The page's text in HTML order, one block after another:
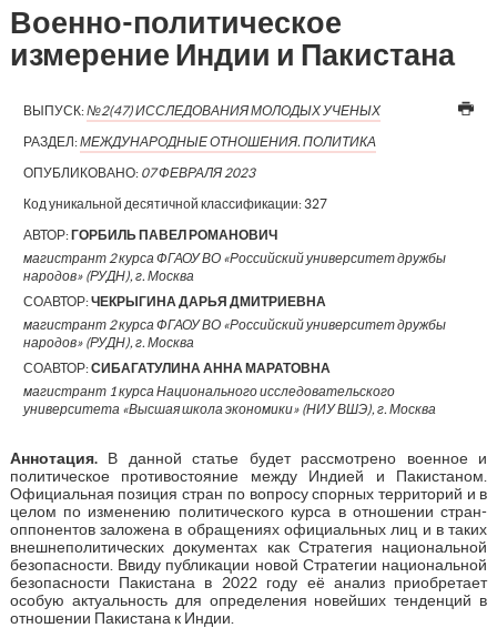
Военно-политическое
измерение Индии и Пакистана
ВЫПУСК:№2(47) ИССЛЕДОВАНИЯ МОЛОДЫХ УЧЕНЫХ
РАЗДЕЛ:МЕЖДУНАРОДНЫЕ ОТНОШЕНИЯ. ПОЛИТИКА
ОПУБЛИКОВАНО: 07 ФЕВРАЛЯ 2023
Код уникальной десятичной классификации: 327
АВТОР:ГОРБИЛЬ ПАВЕЛ РОМАНОВИЧ
магистрант 2 курса ФГАОУ ВО «Российский университет дружбы
народов» (РУДН), г. Москва
СОАВТОР:ЧЕКРЫГИНА ДАРЬЯ ДМИТРИЕВНА
магистрант 2 курса ФГАОУ ВО «Российский университет дружбы
народов» (РУДН), г. Москва
СОАВТОР:СИБАГАТУЛИНА АННА МАРАТОВНА
магистрант 1 курса Национального исследовательского
университета «Высшая школа экономики» (НИУ ВШЭ), г. Москва
Аннотация.В данной статье будет рассмотрено военное и
политическое противостояние между Индией и Пакистаном.
Официальная позиция стран по вопросу спорных территорий и в
целом по изменению политического курса в отношении стран-
оппонентов заложена в обращениях официальных лиц и в таких
внешнеполитических документах как Стратегия национальной
безопасности. Ввиду публикации новой Стратегии национальной
безопасности Пакистана в 2022 году её анализ приобретает
особую актуальность для определения новейших тенденций в
отношении Пакистана к Индии.